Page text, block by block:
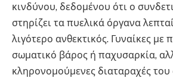
κινδύνου, δεδομένου ότι ο
στηρίζει τα πυελικά όργανα
λιγότερο ανθεκτικός. Γυναίκες με
σωματικό βάρος ή παχυσαρκία,
κληρονομούμενες διαταραχές του